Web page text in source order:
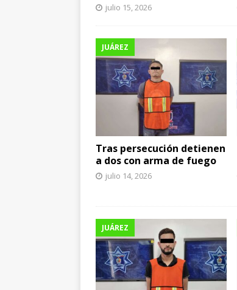
julio 15, 2026
JUÁREZ
Tras persecución detienen
a dos con arma de fuego
julio 14, 2026
JUÁREZ